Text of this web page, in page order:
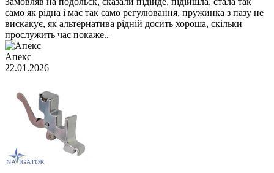
само як рідна і має так само регулювання, пружинка з пазу не
вискакує, як альтернатива рідній досить хороша, скільки
прослужить час покаже..
Апекс
22.01.2026